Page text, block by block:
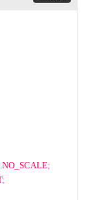
.NO_SCALE;
;